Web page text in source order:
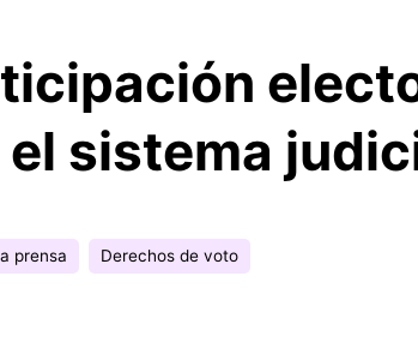
sistema
prensa Derechos de voto